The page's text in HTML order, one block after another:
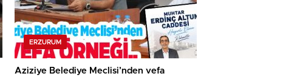
ERZURUM
Aziziye Belediye Meclisi’nden vefa